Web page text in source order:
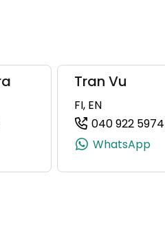
50 359 4389)
(+358504767432,
Tran Vu
FI, EN
040 922 5974
WhatsApp